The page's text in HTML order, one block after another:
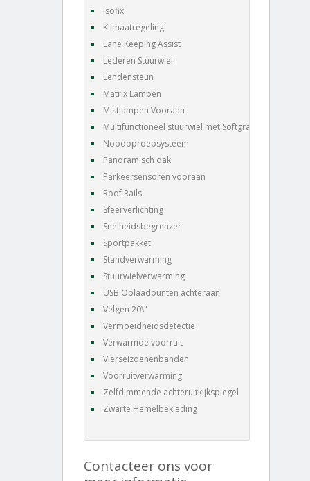
Isofix
Klimaatregeling
Lane Keeping Assist
Lederen Stuurwiel
Lendensteun
Matrix Lampen
Mistlampen Vooraan
Multifunctioneel stuurwiel met Softgrain leder
Noodoproepsysteem
Panoramisch dak
Parkeersensoren vooraan
Roof Rails
Sfeerverlichting
Snelheidsbegrenzer
Sportpakket
Standverwarming
Stuurwielverwarming
USB Oplaadpunten achteraan
Velgen 20\"
Vermoeidheidsdetectie
Verwarmde voorruit
Vierseizoenenbanden
Voorruitverwarming
Zelfdimmende achteruitkijkspiegel
Zwarte Hemelbekleding
Contacteer ons voor